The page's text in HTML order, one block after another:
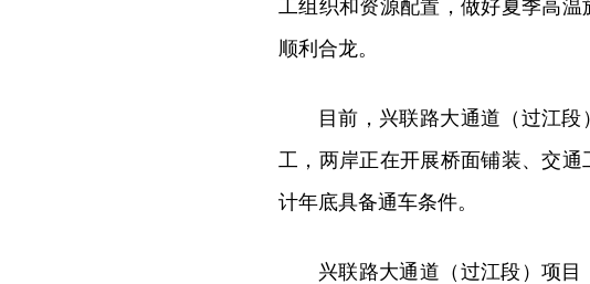
工组织和资源配置，做好夏季高
顺利合龙。
目前，兴联路大通道（过江
工，两岸正在开展桥面铺装、交
计年底具备通车条件。
兴联路大通道（过江段）项